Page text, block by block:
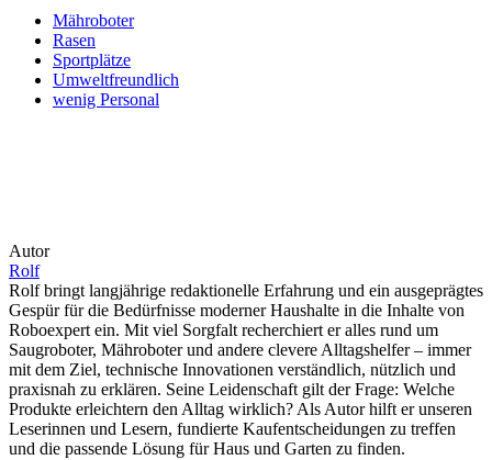
Mähroboter
Rasen
Sportplätze
Umweltfreundlich
wenig Personal
Autor
Rolf
Rolf bringt langjährige redaktionelle Erfahrung und ein ausgeprägtes
Gespür für die Bedürfnisse moderner Haushalte in die Inhalte von
Roboexpert ein. Mit viel Sorgfalt recherchiert er alles rund um
Saugroboter, Mähroboter und andere clevere Alltagshelfer – immer
mit dem Ziel, technische Innovationen verständlich, nützlich und
praxisnah zu erklären. Seine Leidenschaft gilt der Frage: Welche
Produkte erleichtern den Alltag wirklich? Als Autor hilft er unseren
Leserinnen und Lesern, fundierte Kaufentscheidungen zu treffen
und die passende Lösung für Haus und Garten zu finden.